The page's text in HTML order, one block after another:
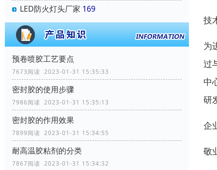
LED防火灯头厂家 169
预卷喷胶工艺要点
7673阅读 2023-01-31 15:35:33
密封胶的使用步骤
7986阅读 2023-01-31 15:35:13
密封胶的作用效果
7899阅读 2023-01-31 15:34:55
耐高温胶粘剂的分类
7867阅读 2023-01-31 15:34:32
技
为
过
中
研
企
敬